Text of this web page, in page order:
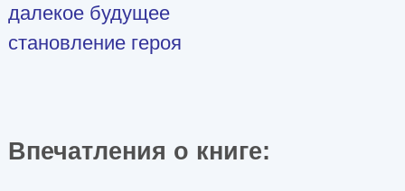
далекое будущее
становление героя
Впечатления о книге: